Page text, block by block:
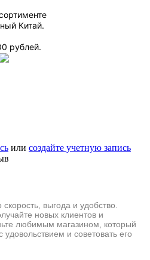
Китай.
рублей.
или создайте учетную запись
выгода и удобство.
новых клиентов и
любимым магазином, который
и советовать его